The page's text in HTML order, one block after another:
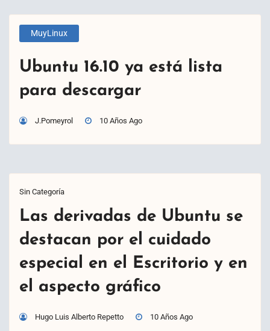
MuyLinux
Ubuntu 16.10 ya está lista
para descargar
J.Pomeyrol 10 Años Ago
Sin Categoría
Las derivadas de Ubuntu se
destacan por el cuidado
especial en el Escritorio y en
el aspecto gráfico
Hugo Luis Alberto Repetto 10 Años Ago